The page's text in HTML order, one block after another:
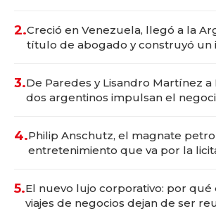
2.Creció en Venezuela, llegó a la
título de abogado y construyó un
3.De Paredes y Lisandro Martínez a
dos argentinos impulsan el
4.Philip Anschutz, el magnate
entretenimiento que va por la
5.El nuevo lujo corporativo: por qué
viajes de negocios dejan de ser